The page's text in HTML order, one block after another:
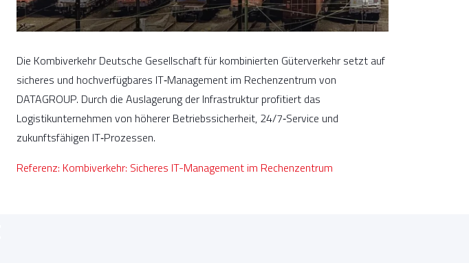
Die Kombiverkehr Deutsche Gesellschaft für kombinierten Güterverkehr setzt auf
sicheres und hochverfügbares IT‑Management im Rechenzentrum von
DATAGROUP. Durch die Auslagerung der Infrastruktur profitiert das
Logistikunternehmen von höherer Betriebssicherheit, 24/7‑Service und
zukunftsfähigen IT‑Prozessen.
Referenz: Kombiverkehr: Sicheres IT-Management im Rechenzentrum